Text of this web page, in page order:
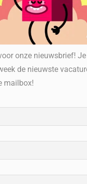
onze nieuwsbrief!
de nieuwste
mailbox!